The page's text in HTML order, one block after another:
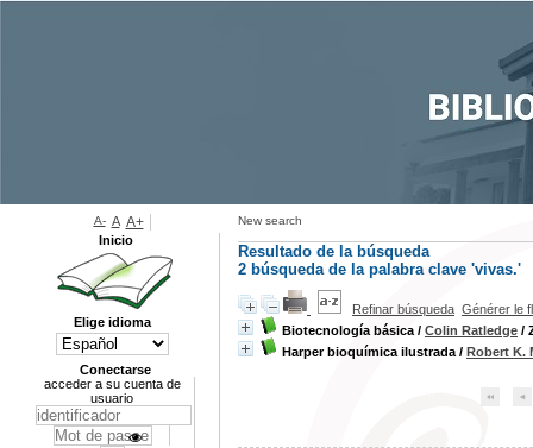
New search
Resultado de la búsqueda
2 búsqueda de la palabra clave 'vivas.'
Refinar búsqueda Générer le
Biotecnología básica / Colin Ratledge /
Harper bioquímica ilustrada / Robert K.
A- A A+
Inicio
Elige idioma
Conectarse
acceder a su cuenta de
usuario